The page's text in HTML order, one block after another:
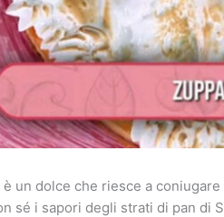
un dolce che riesce a
sé i sapori degli strati di pan di